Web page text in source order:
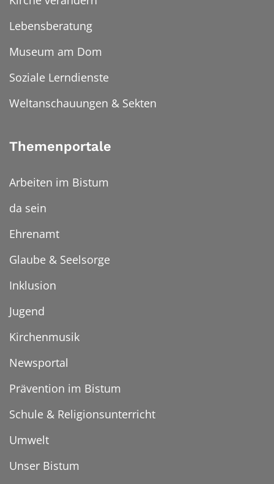
Lebensberatung
Museum am Dom
Soziale Lerndienste
Weltanschauungen & Sekten
Themenportale
Arbeiten im Bistum
da sein
Ehrenamt
Glaube & Seelsorge
Inklusion
Jugend
Kirchenmusik
Newsportal
Prävention im Bistum
Schule & Religionsunterricht
Umwelt
Unser Bistum